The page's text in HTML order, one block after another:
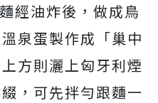
經油炸後，做成鳥
泉蛋製作成「巢中
方則灑上匈牙利煙
，可先拌勻跟麵一